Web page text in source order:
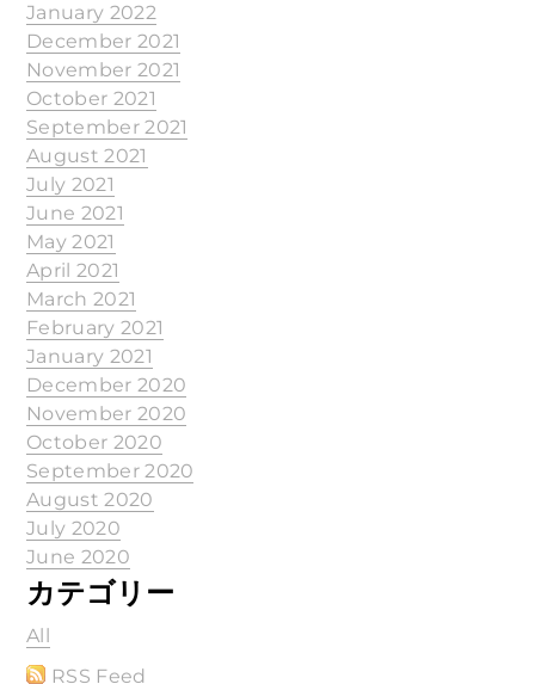
January 2022
December 2021
November 2021
October 2021
September 2021
August 2021
July 2021
June 2021
May 2021
April 2021
March 2021
February 2021
January 2021
December 2020
November 2020
October 2020
September 2020
August 2020
July 2020
June 2020
カテゴリー
All
RSS Feed